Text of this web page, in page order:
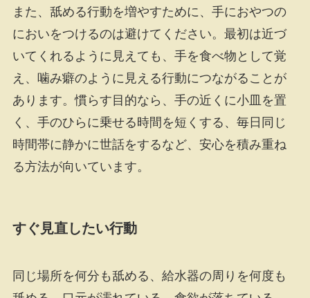
また、舐める行動を増やすために、手におやつの
においをつけるのは避けてください。最初は近づ
いてくれるように見えても、手を食べ物として覚
え、噛み癖のように見える行動につながることが
あります。慣らす目的なら、手の近くに小皿を置
く、手のひらに乗せる時間を短くする、毎日同じ
時間帯に静かに世話をするなど、安心を積み重ね
る方法が向いています。
すぐ見直したい行動
同じ場所を何分も舐める、給水器の周りを何度も